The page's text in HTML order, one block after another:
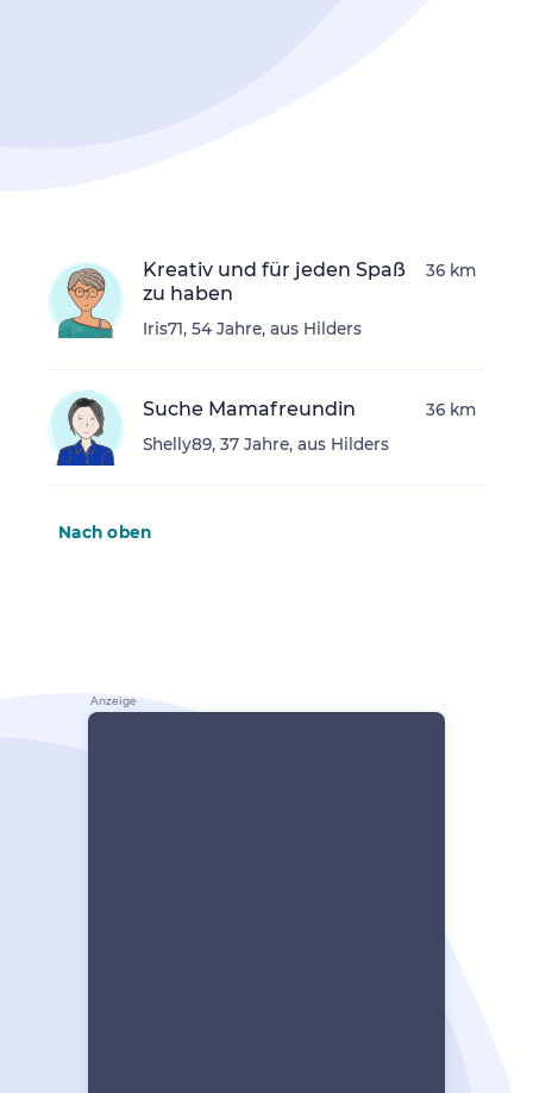
Kreativ und für jeden Spaß
zu haben
Iris71, 54 Jahre, aus Hilders
36 km
Suche Mamafreundin
Shelly89, 37 Jahre, aus Hilders
36 km
Nach oben